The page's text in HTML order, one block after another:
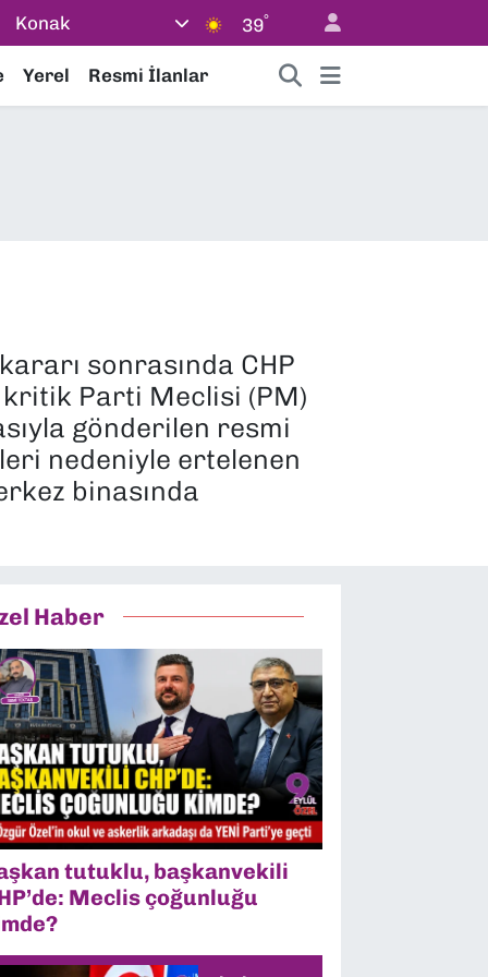
Konak 39°
Yerel Resmi İlanlar
sonrasında CHP
kritik Parti Meclisi (PM)
gönderilen resmi
nedeniyle ertelenen
binasında
Haber
tutuklu, başkanvekili
Meclis çoğunluğu